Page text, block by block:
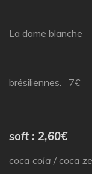
La dame blanche
brésiliennes. 7€
soft : 2,60€
coca cola / coca